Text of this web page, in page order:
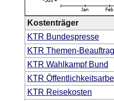
Kostenträger
KTR Bundespresse
KTR Themen-
KTR Wahlkampf Bund
KTR
KTR Reisekosten